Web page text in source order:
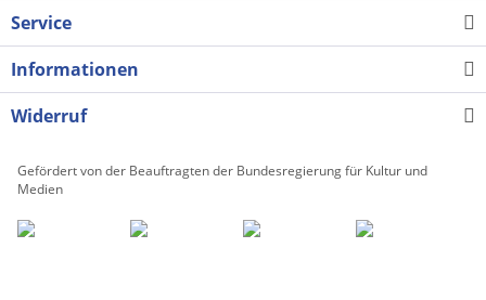
Service
Informationen
Widerruf
Gefördert von der Beauftragten der Bundesregierung für Kultur und
Medien